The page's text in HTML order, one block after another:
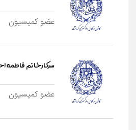
عضو کمیسیون
سرکارخانم فاطمه
عضو کمیسیون